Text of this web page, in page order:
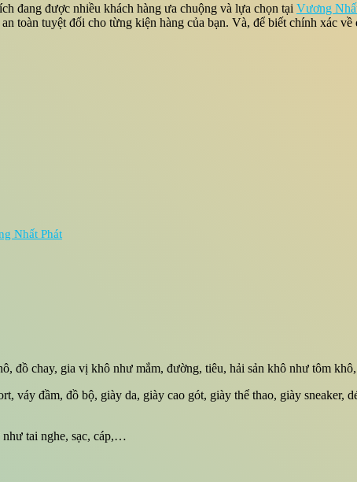
đang được nhiều khách hàng ưa chuộng và lựa chọn tại Vương
toàn tuyệt đối cho từng kiện hàng của bạn. Và, để biết chính xác
Nhất Phát
đồ chay, gia vị khô như mắm, đường, tiêu, hải sản khô như tôm
váy đầm, đồ bộ, giày da, giày cao gót, giày thể thao, giày sneaker,
tai nghe, sạc, cáp,…